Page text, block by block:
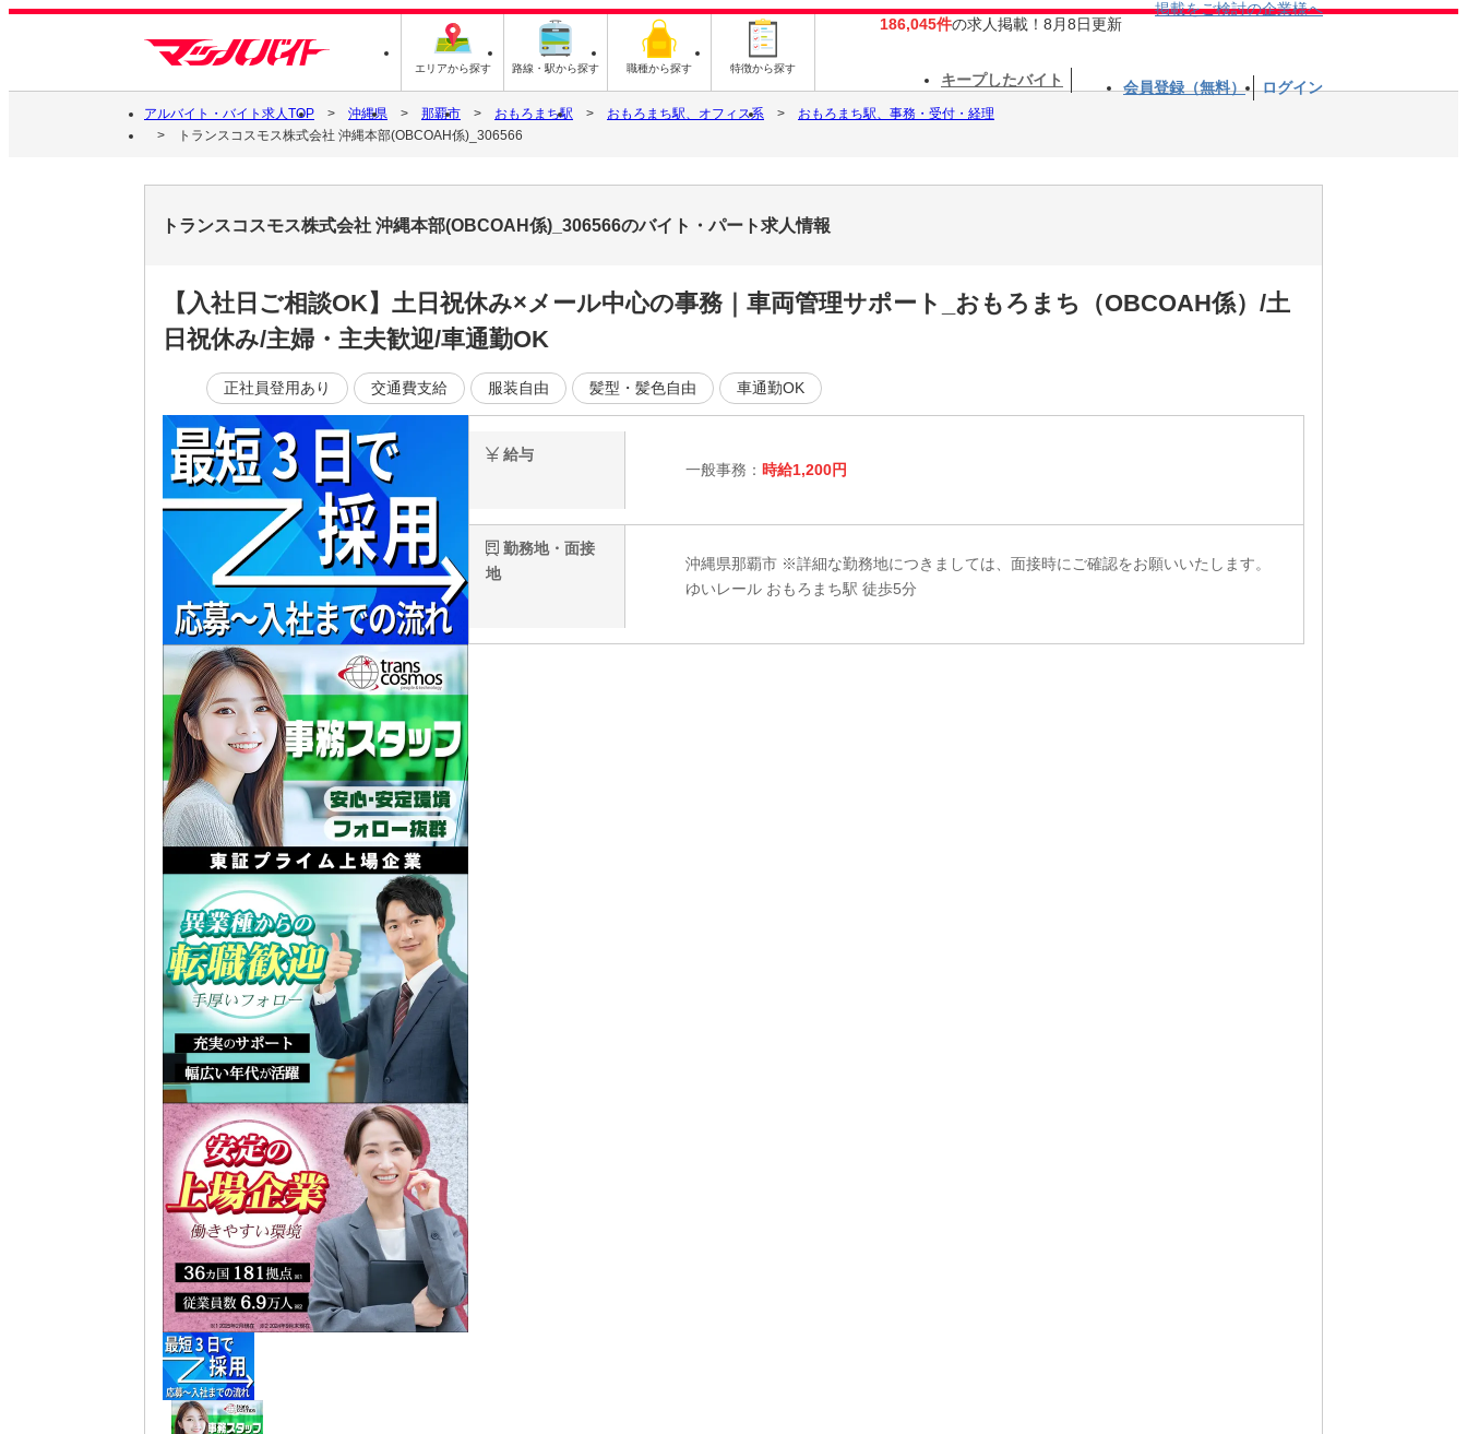
エリアから探す 路線・駅から探す 職種から探す 特徴から探す
186,045件の求人掲載！8月8日更新
掲載をご検討の企業様へ
キープしたバイト 会員登録（無料） ログイン
アルバイト・バイト求人TOP 沖縄県 那覇市 おもろまち駅 おもろまち駅、オフィス系
おもろまち駅、事務・受付・経理
トランスコスモス株式会社 沖縄本部(OBCOAH係)_306566
トランスコスモス株式会社 沖縄本部(OBCOAH係)_306566のバイト・パート求人情報
【入社日ご相談OK】土日祝休み×メール中心の事務｜車両管理サポート_おもろまち（OBCOAH係）/土
日祝休み/主婦・主夫歓迎/車通勤OK
正社員登用あり 交通費支給 服装自由 髪型・髪色自由 車通勤OK
給与
一般事務： 時給1,200円
勤務地・面接
地
沖縄県那覇市 ※詳細な勤務地につきましては、面接時にご確認をお願いいたします。
ゆいレール おもろまち駅 徒歩5分